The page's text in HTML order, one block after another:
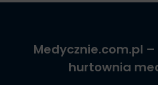
Medycznie.com.pl
hurtownia